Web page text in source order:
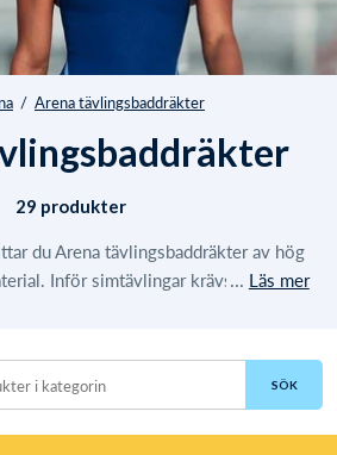
/ Arena tävlingsbaddräkter
29 produkter
du Arena tävlingsbaddräkter av hög
Inför simtävlingar krävs det att du
... Läs mer
SÖK